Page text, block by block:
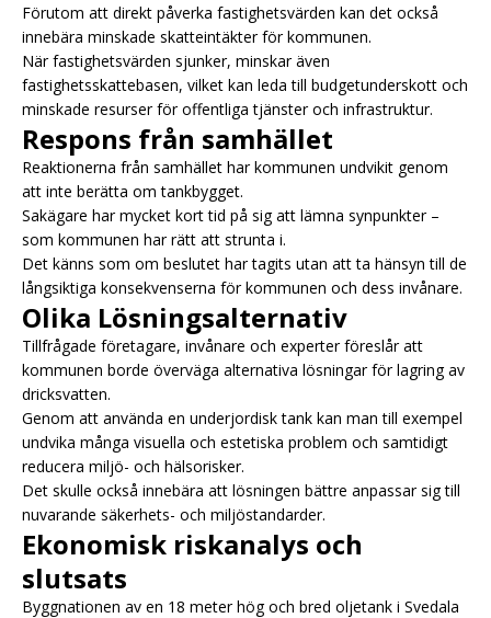
Förutom att direkt påverka fastighetsvärden kan det också
innebära minskade skatteintäkter för kommunen.
När fastighetsvärden sjunker, minskar även
fastighetsskattebasen, vilket kan leda till budgetunderskott och
minskade resurser för offentliga tjänster och infrastruktur.
Respons från samhället
Reaktionerna från samhället har kommunen undvikit genom
att inte berätta om tankbygget.
Sakägare har mycket kort tid på sig att lämna synpunkter –
som kommunen har rätt att strunta i.
Det känns som om beslutet har tagits utan att ta hänsyn till de
långsiktiga konsekvenserna för kommunen och dess invånare.
Olika Lösningsalternativ
Tillfrågade företagare, invånare och experter föreslår att
kommunen borde överväga alternativa lösningar för lagring av
dricksvatten.
Genom att använda en underjordisk tank kan man till exempel
undvika många visuella och estetiska problem och samtidigt
reducera miljö- och hälsorisker.
Det skulle också innebära att lösningen bättre anpassar sig till
nuvarande säkerhets- och miljöstandarder.
Ekonomisk riskanalys och
slutsats
Byggnationen av en 18 meter hög och bred oljetank i Svedala